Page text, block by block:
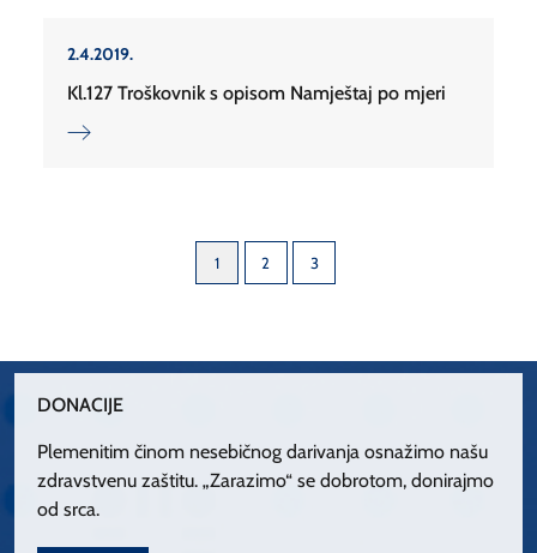
2.4.2019.
Kl.127 Troškovnik s opisom Namještaj po mjeri
1 2 3
DONACIJE
Plemenitim činom nesebičnog darivanja osnažimo našu
zdravstvenu zaštitu. „Zarazimo“ se dobrotom, donirajmo
od srca.